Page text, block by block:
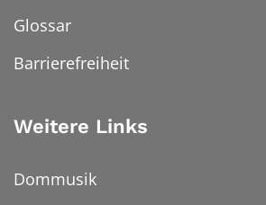
Glossar
Barrierefreiheit
Weitere Links
Dommusik